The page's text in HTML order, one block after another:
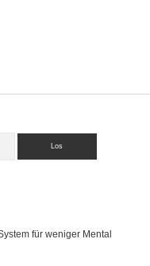
für weniger Mental